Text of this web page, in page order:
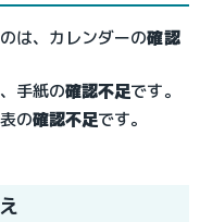
は、カレンダーの確認
手紙の確認不足です。
の確認不足です。